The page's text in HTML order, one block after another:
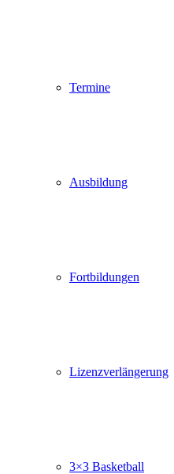
Termine
Ausbildung
Fortbildungen
Lizenzverlängerung
3×3 Basketball